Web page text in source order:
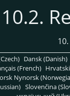
10.2.
Dansk (Danish)
(French)
Nynorsk
Slovenčina